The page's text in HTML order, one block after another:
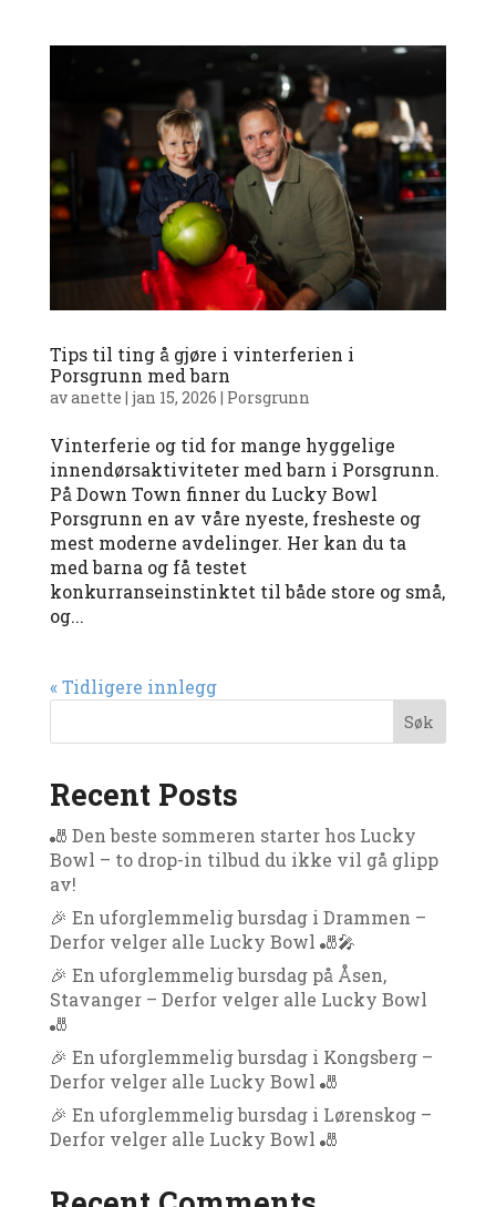
Tips til ting å gjøre i vinterferien i
Porsgrunn med barn
avanette | jan 15, 2026 | Porsgrunn
Vinterferie og tid for mange hyggelige
innendørsaktiviteter med barn i Porsgrunn.
På Down Town finner du Lucky Bowl
Porsgrunn en av våre nyeste, fresheste og
mest moderne avdelinger. Her kan du ta
med barna og få testet
konkurranseinstinktet til både store og små,
og...
« Tidligere innlegg
Søk
Recent Posts
🎳 Den beste sommeren starter hos Lucky
Bowl – to drop-in tilbud du ikke vil gå glipp
av!
🎉 En uforglemmelig bursdag i Drammen –
Derfor velger alle Lucky Bowl 🎳🎤
🎉 En uforglemmelig bursdag på Åsen,
Stavanger – Derfor velger alle Lucky Bowl
🎳
🎉 En uforglemmelig bursdag i Kongsberg –
Derfor velger alle Lucky Bowl 🎳
🎉 En uforglemmelig bursdag i Lørenskog –
Derfor velger alle Lucky Bowl 🎳